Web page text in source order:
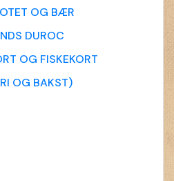
OG BÆR
DUROC
OG FISKEKORT
OG BAKST)